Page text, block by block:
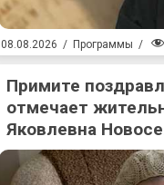
08.08.2026 / Программы /
Примите
отмечает
Яковлевна